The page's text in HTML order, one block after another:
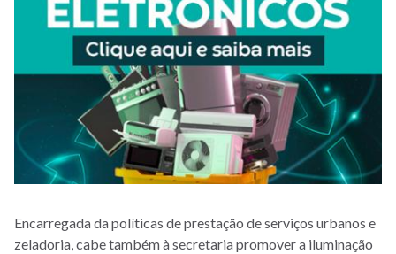
Encarregada da políticas de prestação de serviços urbanos e
zeladoria, cabe também à secretaria promover a iluminação